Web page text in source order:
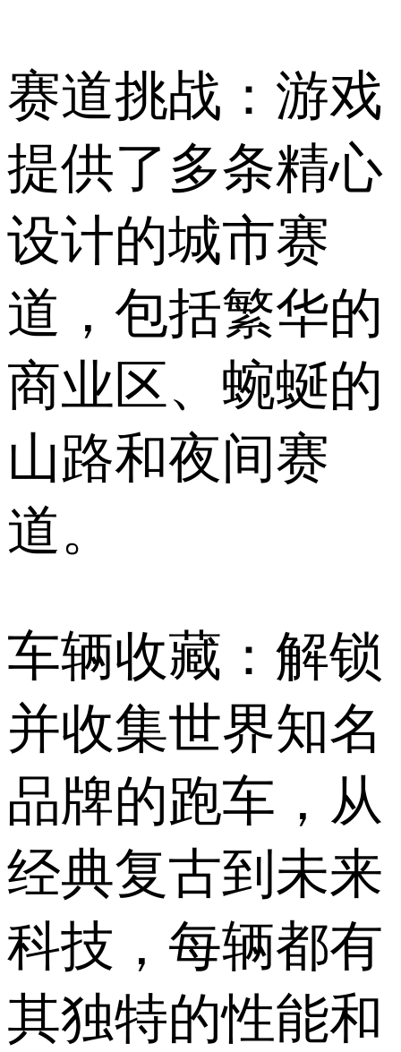
赛道挑战：游戏
提供了多条精心
设计的城市赛
道，包括繁华的
商业区、蜿蜒的
山路和夜间赛
道。
车辆收藏：解锁
并收集世界知名
品牌的跑车，从
经典复古到未来
科技，每辆都有
其独特的性能和